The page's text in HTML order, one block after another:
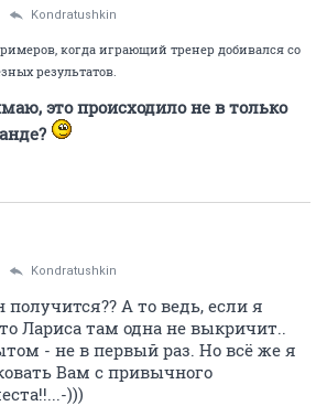
Kondratushkin
когда играющий тренер добивался со
результатов.
это происходило не в только
Kondratushkin
А то ведь, если я
Лариса там одна не выкричит..
- не в первый раз. Но всё же я
Вам с привычного
)))